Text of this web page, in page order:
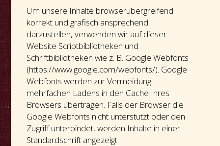
Um unsere Inhalte browserübergreifend
korrekt und grafisch ansprechend
darzustellen, verwenden wir auf dieser
Website Scriptbibliotheken und
Schriftbibliotheken wie z. B. Google Webfonts
(https://www.google.com/webfonts/). Google
Webfonts werden zur Vermeidung
mehrfachen Ladens in den Cache Ihres
Browsers übertragen. Falls der Browser die
Google Webfonts nicht unterstützt oder den
Zugriff unterbindet, werden Inhalte in einer
Standardschrift angezeigt.